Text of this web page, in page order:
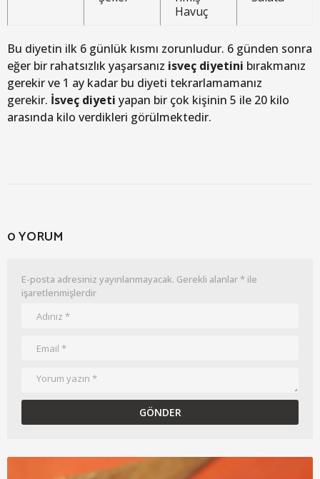
Havuç
Bu diyetin ilk 6 günlük kısmı zorunludur. 6 günden sonra
eğer bir rahatsızlık yaşarsanız isveç diyetini bırakmanız
gerekir ve 1 ay kadar bu diyeti tekrarlamamanız
gerekir. İsveç diyeti yapan bir çok kişinin 5 ile 20 kilo
arasında kilo verdikleri görülmektedir.
0 YORUM
E-posta adresiniz yayınlanmayacak. Gerekli alanlar* ile
işaretlenmişlerdir